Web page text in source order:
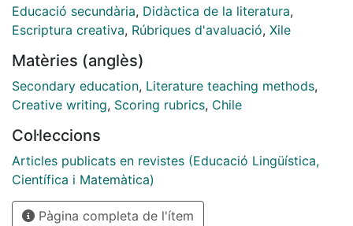
y aplicar una rúbrica de diagnóstico a un grupo
concreto de estudiantes chilenos de secundaria, que
investigación mayor (grupo de estudiantes chilenos
con n=25) en la que se identificaron diversos
problemas relacionados a la escritura creativa literaria,
aspectos descendidos. El desarrollo de esta rúbrica
tuvo cuatro fases que son importantes para
desarrollar la evaluación y el aprendizaje
significativos. La metodología utilizada es cualitativa y
la recolección de datos se basó en la escritura de
Educació secundària, Didàctica de la literatura,
Escriptura creativa, Rúbriques d'avaluació, Xile
Matèries (anglès)
Secondary education, Literature teaching methods,
Creative writing, Scoring rubrics, Chile
Col·leccions
Articles publicats en revistes (Educació Lingüística,
Científica i Matemàtica)
Pàgina completa de l'ítem